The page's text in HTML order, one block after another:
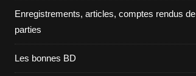
Enregistrements, articles, comptes rendus de
parties
Les bonnes BD